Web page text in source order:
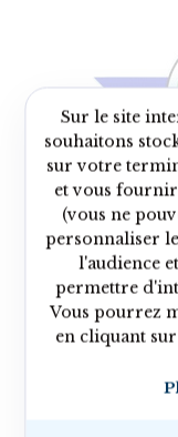
Sur le site
souhaitons
sur votre
et vous fournir
(vous ne
personnaliser
l'audience
permettre
Vous pourrez
en cliquant